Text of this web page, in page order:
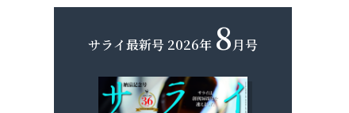
サライ最新号 2026年 8月号